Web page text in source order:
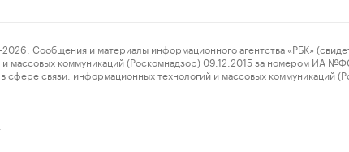
и материалы информационного агентства «РБК»
коммуникаций (Роскомнадзор) 09.12.2015 за номером ИА
сфере связи, информационных технологий и массовых